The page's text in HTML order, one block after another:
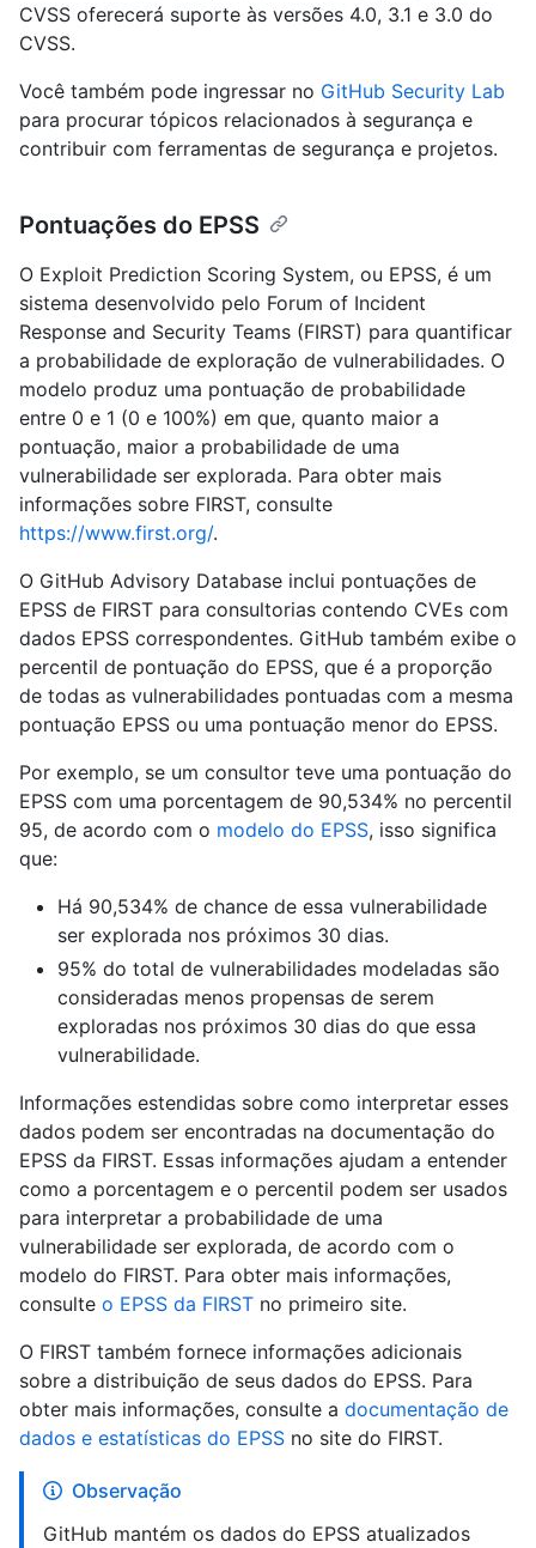
CVSS oferecerá suporte às versões 4.0, 3.1 e 3.0 do
CVSS.
Você também pode ingressar no GitHub Security Lab
para procurar tópicos relacionados à segurança e
contribuir com ferramentas de segurança e projetos.
Pontuações do EPSS
O Exploit Prediction Scoring System, ou EPSS, é um
sistema desenvolvido pelo Forum of Incident
Response and Security Teams (FIRST) para quantificar
a probabilidade de exploração de vulnerabilidades. O
modelo produz uma pontuação de probabilidade
entre 0 e 1 (0 e 100%) em que, quanto maior a
pontuação, maior a probabilidade de uma
vulnerabilidade ser explorada. Para obter mais
informações sobre FIRST, consulte
https://www.first.org/.
O GitHub Advisory Database inclui pontuações de
EPSS de FIRST para consultorias contendo CVEs com
dados EPSS correspondentes. GitHub também exibe o
percentil de pontuação do EPSS, que é a proporção
de todas as vulnerabilidades pontuadas com a mesma
pontuação EPSS ou uma pontuação menor do EPSS.
Por exemplo, se um consultor teve uma pontuação do
EPSS com uma porcentagem de 90,534% no percentil
95, de acordo com o modelo do EPSS, isso significa
que:
Há 90,534% de chance de essa vulnerabilidade
ser explorada nos próximos 30 dias.
95% do total de vulnerabilidades modeladas são
consideradas menos propensas de serem
exploradas nos próximos 30 dias do que essa
vulnerabilidade.
Informações estendidas sobre como interpretar esses
dados podem ser encontradas na documentação do
EPSS da FIRST. Essas informações ajudam a entender
como a porcentagem e o percentil podem ser usados
para interpretar a probabilidade de uma
vulnerabilidade ser explorada, de acordo com o
modelo do FIRST. Para obter mais informações,
consulte o EPSS da FIRST no primeiro site.
O FIRST também fornece informações adicionais
sobre a distribuição de seus dados do EPSS. Para
obter mais informações, consulte a documentação de
dados e estatísticas do EPSS no site do FIRST.
Observação
GitHub mantém os dados do EPSS atualizados